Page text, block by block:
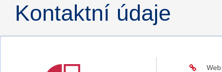
Kontaktní údaje